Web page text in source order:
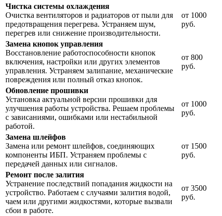
Чистка системы охлаждения
Очистка вентиляторов и радиаторов от пыли для
предотвращения перегрева. Устраняем шум,
перегрев или снижение производительности.
от 1000
руб.
Замена кнопок управления
Восстановление работоспособности кнопок
включения, настройки или других элементов
управления. Устраняем залипание, механические
повреждения или полный отказ кнопок.
от 800
руб.
Обновление прошивки
Установка актуальной версии прошивки для
улучшения работы устройства. Решаем проблемы
с зависаниями, ошибками или нестабильной
работой.
от 1000
руб.
Замена шлейфов
Замена или ремонт шлейфов, соединяющих
компоненты ИБП. Устраняем проблемы с
передачей данных или сигналов.
от 1500
руб.
Ремонт после залития
Устранение последствий попадания жидкости на
устройство. Работаем с случаями залития водой,
чаем или другими жидкостями, которые вызвали
сбои в работе.
от 3500
руб.